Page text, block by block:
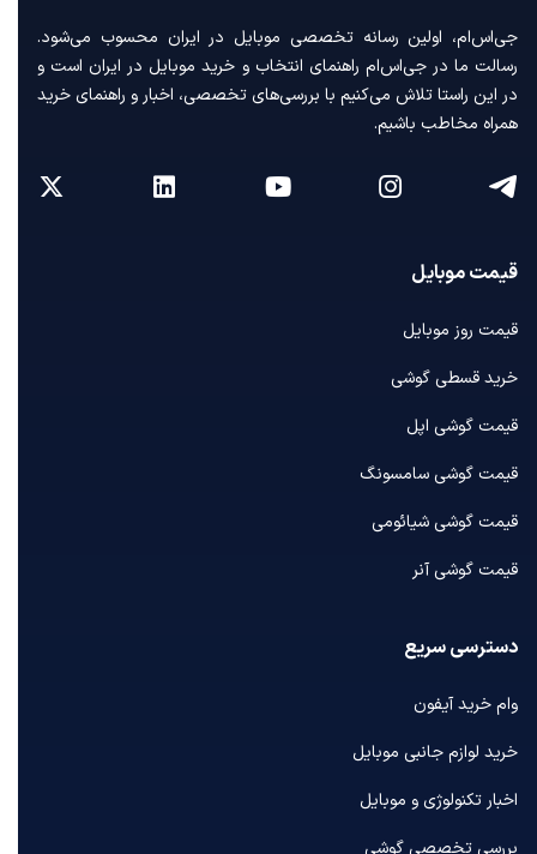
جی‌اس‌ام، اولین رسانه‌ تخصصی موبایل در ایران محسوب می‌شود.
رسالت ما در جی‌اس‌ام راهنمای انتخاب و خرید موبایل در ایران است و
در این راستا تلاش می‌کنیم با بررسی‌های تخصصی، اخبار و راهنمای خرید
همراه مخاطب باشیم.
قیمت موبایل
قیمت روز موبایل
خرید قسطی گوشی
قیمت گوشی اپل
قیمت گوشی سامسونگ
قیمت گوشی شیائومی
قیمت گوشی آنر
دسترسی سریع
وام خرید آیفون
خرید لوازم جانبی موبایل
اخبار تکنولوژی و موبایل
بررسی تخصصی گوشی